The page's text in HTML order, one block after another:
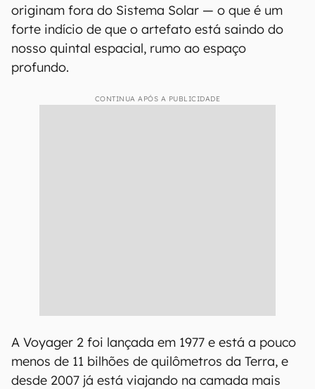
originam fora do Sistema Solar — o que é um
forte indício de que o artefato está saindo do
nosso quintal espacial, rumo ao espaço
profundo.
CONTINUA APÓS A PUBLICIDADE
A Voyager 2 foi lançada em 1977 e está a pouco
menos de 11 bilhões de quilômetros da Terra, e
desde 2007 já está viajando na camada mais